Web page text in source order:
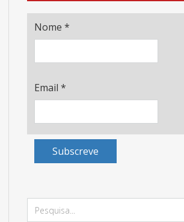
Nome *
Email *
Subscreve